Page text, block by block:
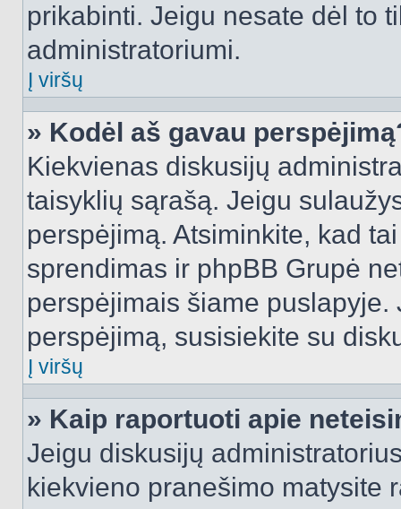
prikabinti. Jeigu nesate dėl to
administratoriumi.
Į viršų
» Kodėl aš gavau
Kiekvienas diskusijų
taisyklių sąrašą. Jeigu
perspėjimą. Atsiminkite, kad
sprendimas ir phpBB Grupė
perspėjimais šiame
perspėjimą, susisiekite su
Į viršų
» Kaip raportuoti apie
Jeigu diskusijų
kiekvieno pranešimo matysite